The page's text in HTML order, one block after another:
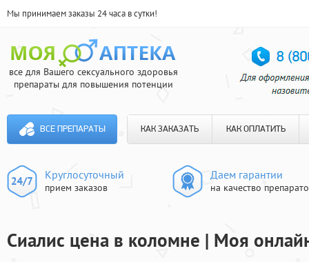
Мы принимаем заказы 24 часа в сутки!
все для Вашего сексуального здоровья
препараты для повышения потенции
ВСЕ ПРЕПАРАТЫ КАК ЗАКАЗАТЬ КАК ОПЛАТИТЬ
Круглосуточный
прием заказов
Даем гарантии
на качество
Сиалис цена в коломне | Моя